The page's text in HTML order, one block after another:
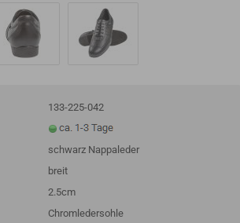
133-225-042
schwarz Nappaleder
breit
2.5cm
Chromledersohle